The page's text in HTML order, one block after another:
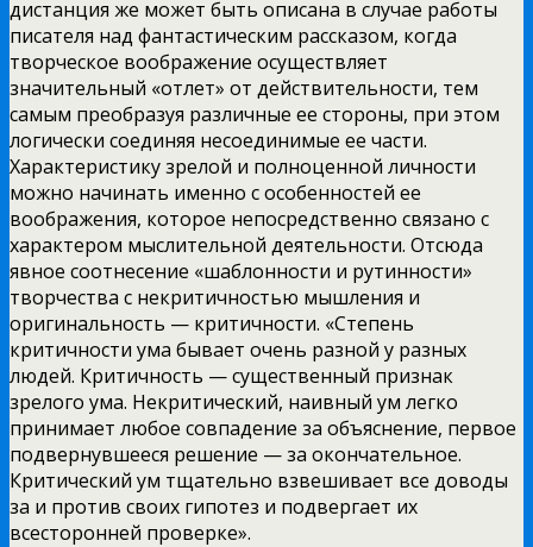
дистанция же может быть описана в случае работы
писателя над фантастическим рассказом, когда
творческое воображение осуществляет
значительный «отлет» от действительности, тем
самым преобразуя различные ее стороны, при этом
логически соединяя несоединимые ее части.
Характеристику зрелой и полноценной личности
можно начинать именно с особенностей ее
воображения, которое непосредственно связано с
характером мыслительной деятельности. Отсюда
явное соотнесение «шаблонности и рутинности»
творчества с некритичностью мышления и
оригинальность — критичности. «Степень
критичности ума бывает очень разной у разных
людей. Критичность — существенный признак
зрелого ума. Некритический, наивный ум легко
принимает любое совпадение за объяснение, первое
подвернувшееся решение — за окончательное.
Критический ум тщательно взвешивает все доводы
за и против своих гипотез и подвергает их
всесторонней проверке».